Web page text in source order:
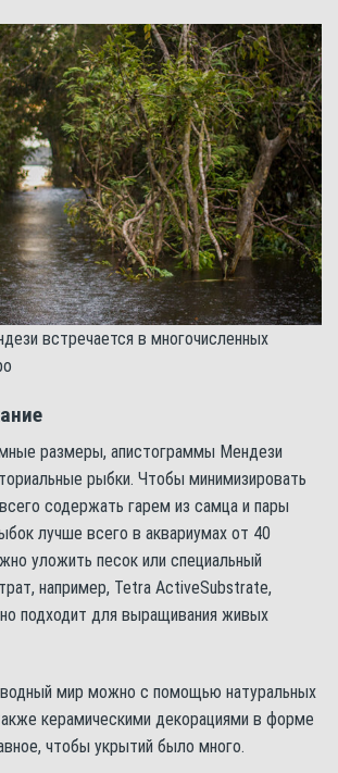
встречается в многочисленных
размеры, апистограммы Мендези
рыбки. Чтобы минимизировать
содержать гарем из самца и пары
лучше всего в аквариумах от 40
уложить песок или специальный
например, Tetra ActiveSubstrate,
подходит для выращивания живых
мир можно с помощью натуральных
керамическими декорациями в форме
чтобы укрытий было много.